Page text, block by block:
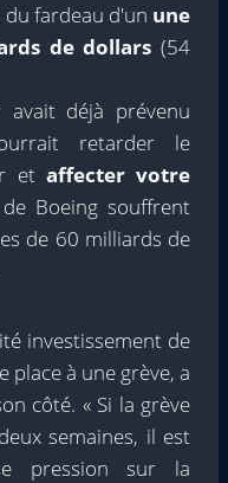
fardeau d'un une
de dollars (54
avait déjà prévenu
retarder le
et affecter votre
Boeing souffrent
de 60 milliards de
investissement de
place à une grève, a
côté. « Si la grève
semaines, il est
pression sur la